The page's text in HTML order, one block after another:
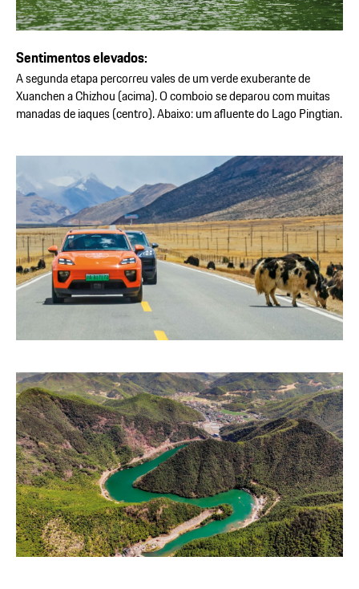
Sentimentos elevados:
A segunda etapa percorreu vales de um verde exuberante de
Xuanchen a Chizhou (acima). O comboio se deparou com muitas
manadas de iaques (centro). Abaixo: um afluente do Lago Pingtian.